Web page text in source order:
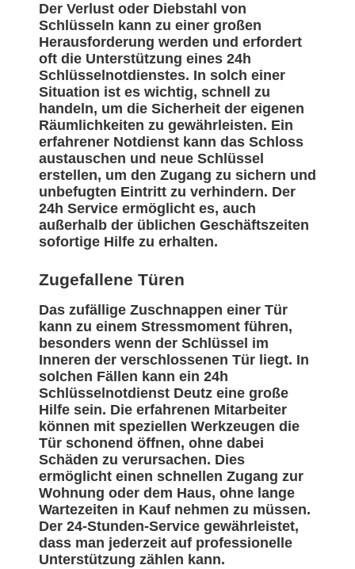
Der Verlust oder Diebstahl von
Schlüsseln kann zu einer großen
Herausforderung werden und erfordert
oft die Unterstützung eines 24h
Schlüsselnotdienstes. In solch einer
Situation ist es wichtig, schnell zu
handeln, um die Sicherheit der eigenen
Räumlichkeiten zu gewährleisten. Ein
erfahrener Notdienst kann das Schloss
austauschen und neue Schlüssel
erstellen, um den Zugang zu sichern und
unbefugten Eintritt zu verhindern. Der
24h Service ermöglicht es, auch
außerhalb der üblichen Geschäftszeiten
sofortige Hilfe zu erhalten.
Zugefallene Türen
Das zufällige Zuschnappen einer Tür
kann zu einem Stressmoment führen,
besonders wenn der Schlüssel im
Inneren der verschlossenen Tür liegt. In
solchen Fällen kann ein 24h
Schlüsselnotdienst Deutz eine große
Hilfe sein. Die erfahrenen Mitarbeiter
können mit speziellen Werkzeugen die
Tür schonend öffnen, ohne dabei
Schäden zu verursachen. Dies
ermöglicht einen schnellen Zugang zur
Wohnung oder dem Haus, ohne lange
Wartezeiten in Kauf nehmen zu müssen.
Der 24-Stunden-Service gewährleistet,
dass man jederzeit auf professionelle
Unterstützung zählen kann.